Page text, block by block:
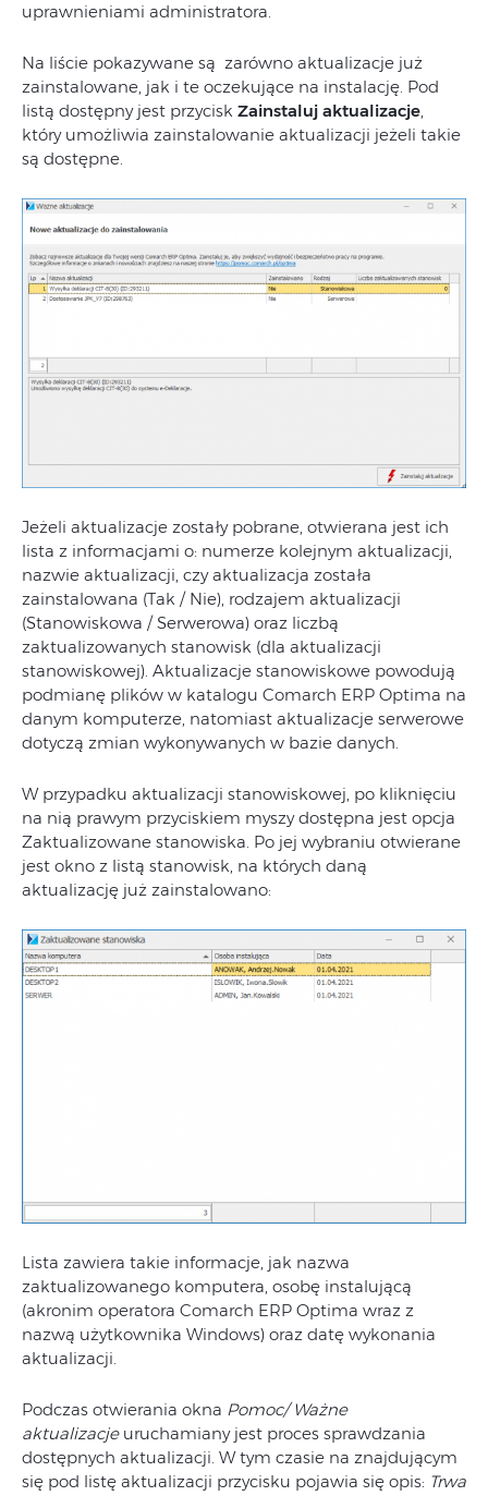
uprawnieniami administratora.
Na liście pokazywane są zarówno aktualizacje już
zainstalowane, jak i te oczekujące na instalację. Pod
listą dostępny jest przycisk Zainstaluj aktualizacje,
który umożliwia zainstalowanie aktualizacji jeżeli takie
są dostępne.
Jeżeli aktualizacje zostały pobrane, otwierana jest ich
lista z informacjami o: numerze kolejnym aktualizacji,
nazwie aktualizacji, czy aktualizacja została
zainstalowana (Tak / Nie), rodzajem aktualizacji
(Stanowiskowa / Serwerowa) oraz liczbą
zaktualizowanych stanowisk (dla aktualizacji
stanowiskowej). Aktualizacje stanowiskowe powodują
podmianę plików w katalogu Comarch ERP Optima na
danym komputerze, natomiast aktualizacje serwerowe
dotyczą zmian wykonywanych w bazie danych.
W przypadku aktualizacji stanowiskowej, po kliknięciu
na nią prawym przyciskiem myszy dostępna jest opcja
Zaktualizowane stanowiska. Po jej wybraniu otwierane
jest okno z listą stanowisk, na których daną
aktualizację już zainstalowano:
Lista zawiera takie informacje, jak nazwa
zaktualizowanego komputera, osobę instalującą
(akronim operatora Comarch ERP Optima wraz z
nazwą użytkownika Windows) oraz datę wykonania
aktualizacji.
Podczas otwierania okna Pomoc/ Ważne
aktualizacje uruchamiany jest proces sprawdzania
dostępnych aktualizacji. W tym czasie na znajdującym
się pod listę aktualizacji przycisku pojawia się opis: Trwa